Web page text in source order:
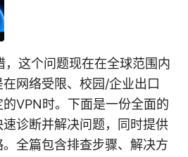
这个问题现在在全球范围内
网络受限、校园/企业出口
VPN时。下面是一份全面的
诊断并解决问题，同时提供
全篇包含排查步骤、解决方